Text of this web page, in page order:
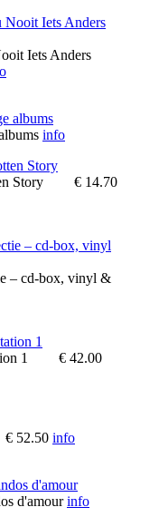
Iets Anders
info
Story
€ 14.70
– cd-box, vinyl &
1
€ 42.00
€ 52.50 info
d'amour info